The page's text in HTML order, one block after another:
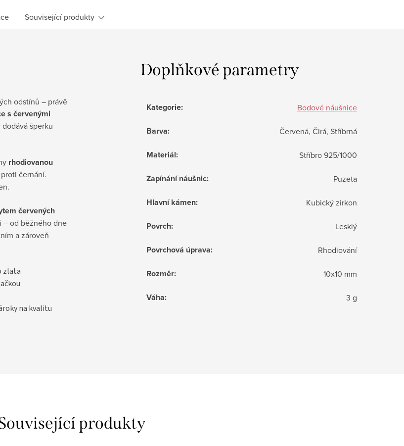
Související produkty
odstínů – právě
s červenými
šperku
rhodiovanou
černání.
červených
– od běžného dne
a zároveň
zlata
na kvalitu
Doplňkové parametry
Kategorie: Bodové náušnice
Barva: Červená, Čirá, Stříbrná
Materiál: Stříbro 925/1000
Zapínání náušnic: Puzeta
Hlavní kámen: Kubický zirkon
Povrch: Lesklý
Povrchová úprava: Rhodiování
Rozměr: 10x10 mm
Váha: 3 g
produkty